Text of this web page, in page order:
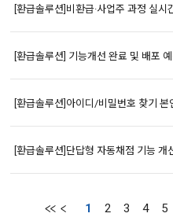
[환급솔루션]비환급·사업주 과정 실
[환급솔루션] 기능개선 완료 및 배포
[환급솔루션]단답형 자동채점 기능 개
1 2 3 4 5